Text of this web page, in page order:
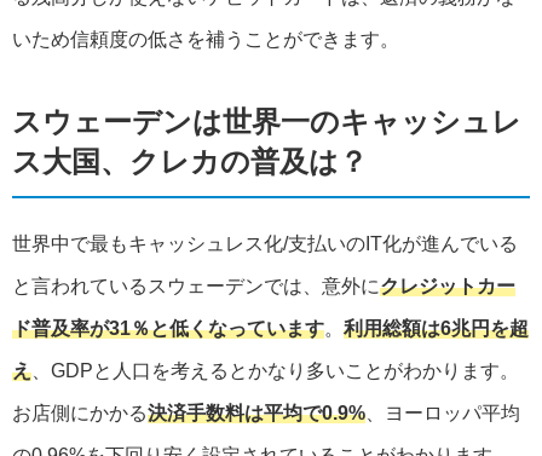
いため信頼度の低さを補うことができます。
スウェーデンは世界一のキャッシュレ
ス大国、クレカの普及は？
世界中で最もキャッシュレス化/支払いのIT化が進んでいる
と言われているスウェーデンでは、意外にクレジットカー
ド普及率が31％と低くなっています。 利用総額は6兆円を超
え 、GDPと人口を考えるとかなり多いことがわかります。
お店側にかかる決済手数料は平均で0.9% 、ヨーロッパ平均